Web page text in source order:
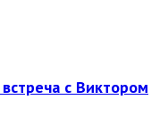
с Виктором